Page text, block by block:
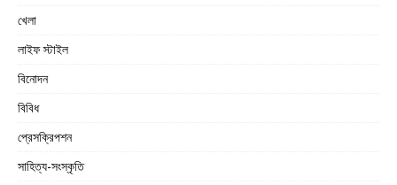
খেলা
লাইফ স্টাইল
বিনোদন
বিবিধ
প্রেসক্রিপশন
সাহিত্য-সংস্কৃতি